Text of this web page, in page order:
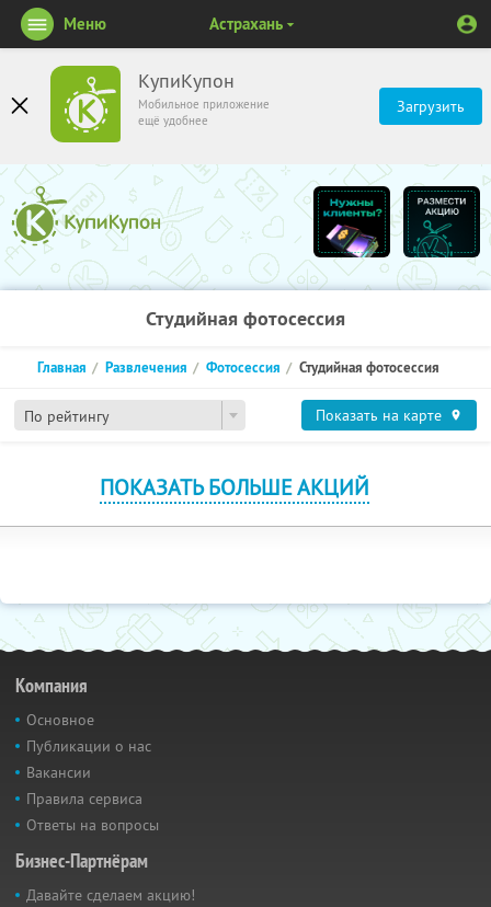
КупиКупон
Мобильное приложение
ещё удобнее
Загрузить
Меню Астрахань
Студийная фотосессия
По рейтингу
Главная Развлечения Фотосессия Студийная фотосессия
Показать на карте
ПОКАЗАТЬ БОЛЬШЕ АКЦИЙ
Компания
Основное
Публикации о нас
Вакансии
Правила сервиса
Ответы на вопросы
Бизнес-Партнёрам
Давайте сделаем акцию!